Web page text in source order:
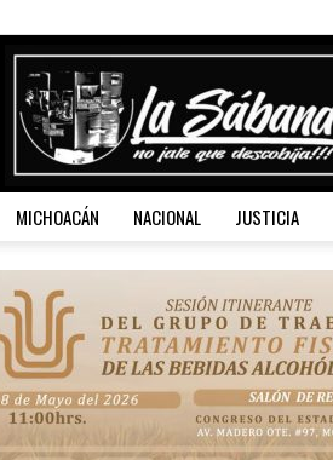
Sábana
MICHOACÁN NACIONAL JUSTICIA